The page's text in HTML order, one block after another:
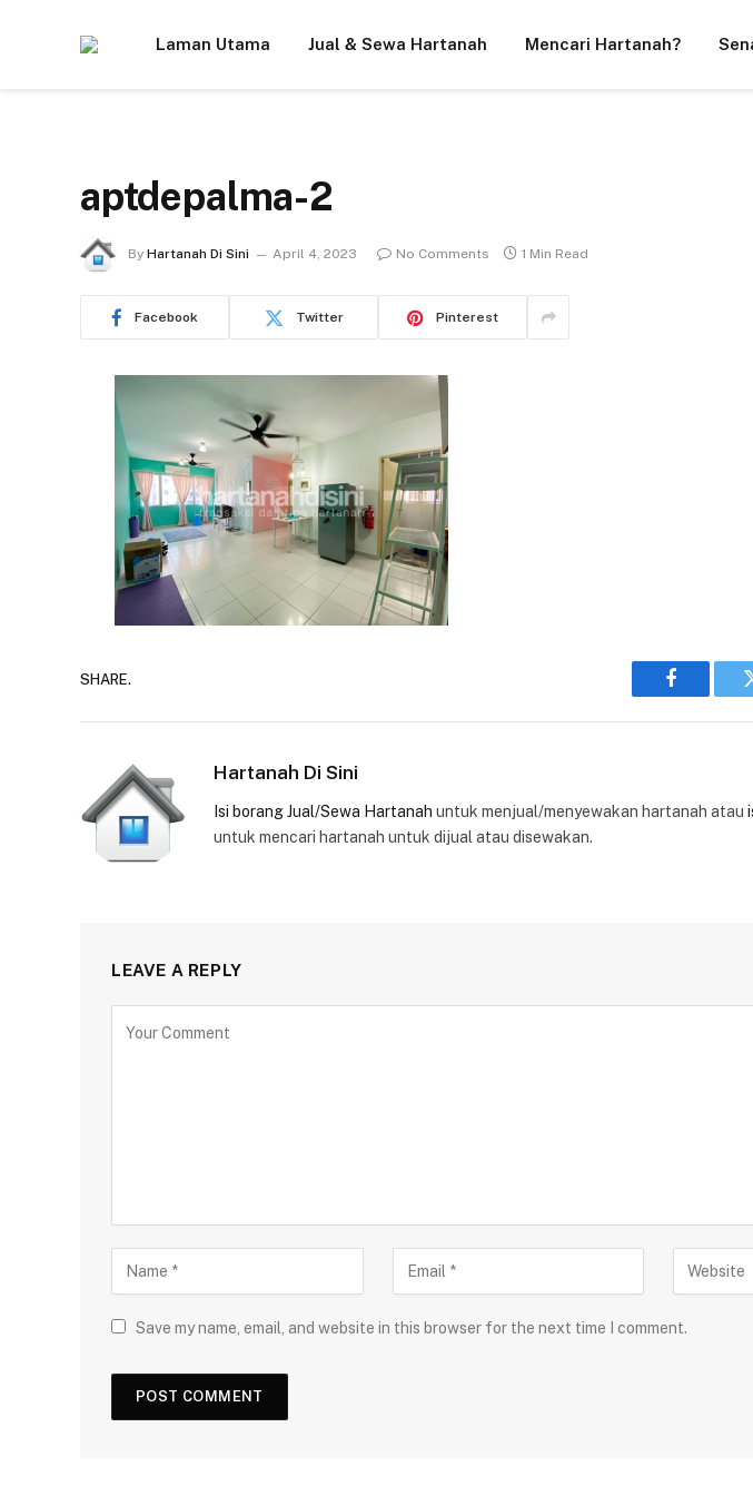
Laman Utama Jual & Sewa Hartanah Mencari Hartanah?
aptdepalma-2
By Hartanah Di Sini April 4, 2023 No Comments 1 Min Read
Facebook Twitter Pinterest
SHARE.
Facebook
Hartanah Di Sini
Isi borang Jual/Sewa Hartanah untuk menjual/menyewakan hartanah atau
untuk mencari hartanah untuk dijual atau disewakan.
LEAVE A REPLY
Save my name, email, and website in this browser for the next time I comment.